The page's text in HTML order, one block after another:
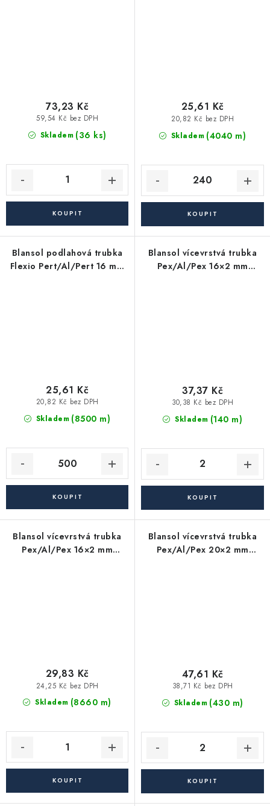
Skladem (36 ks)
59,54 Kč bez DPH
73,23 Kč
Skladem (4040 m)
20,82 Kč bez DPH
25,61 Kč
Blansol podlahová trubka
Flexio Pert/Al/Pert 16 mm
Skladem (8500 m)
20,82 Kč bez DPH
25,61 Kč
Blansol vícevrstvá trubka
Pex/Al/Pex 16×2 mm
Skladem (140 m)
30,38 Kč bez DPH
37,37 Kč
Blansol vícevrstvá trubka
Pex/Al/Pex 16×2 mm
Skladem (8660 m)
24,25 Kč bez DPH
29,83 Kč
Blansol vícevrstvá trubka
Pex/Al/Pex 20×2 mm
Skladem (430 m)
38,71 Kč bez DPH
47,61 Kč